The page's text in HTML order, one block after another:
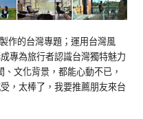
作的台灣專題；運用台灣風
專為旅行者認識台灣獨特魅力
、文化背景，都能心動不已，
，太棒了，我要推薦朋友來台